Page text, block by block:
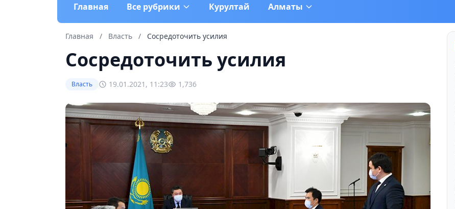
Главная Все рубрики Курултай Алматы
Главная / Власть / Сосредоточить усилия
Сосредоточить усилия
Власть 19.01.2021, 11:23 1,736